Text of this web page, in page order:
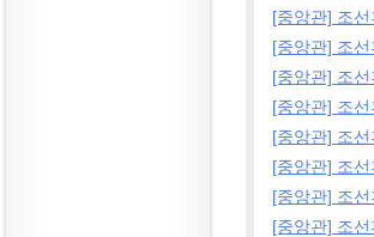
[중앙관] 조
[중앙관] 조
[중앙관] 조
[중앙관] 조
[중앙관] 조
[중앙관] 조
[중앙관] 조
[중앙관] 조